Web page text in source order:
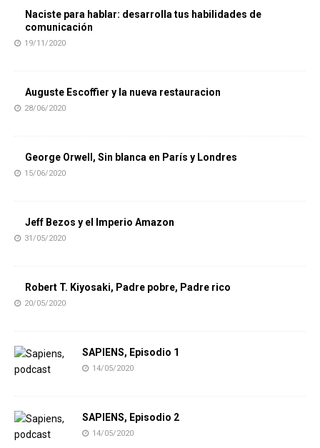
Naciste para hablar: desarrolla tus habilidades de
comunicación
19/11/2020
Auguste Escoffier y la nueva restauracion
28/06/2020
George Orwell, Sin blanca en París y Londres
15/06/2020
Jeff Bezos y el Imperio Amazon
31/05/2020
Robert T. Kiyosaki, Padre pobre, Padre rico
20/05/2020
SAPIENS, Episodio 1
14/05/2020
SAPIENS, Episodio 2
14/05/2020